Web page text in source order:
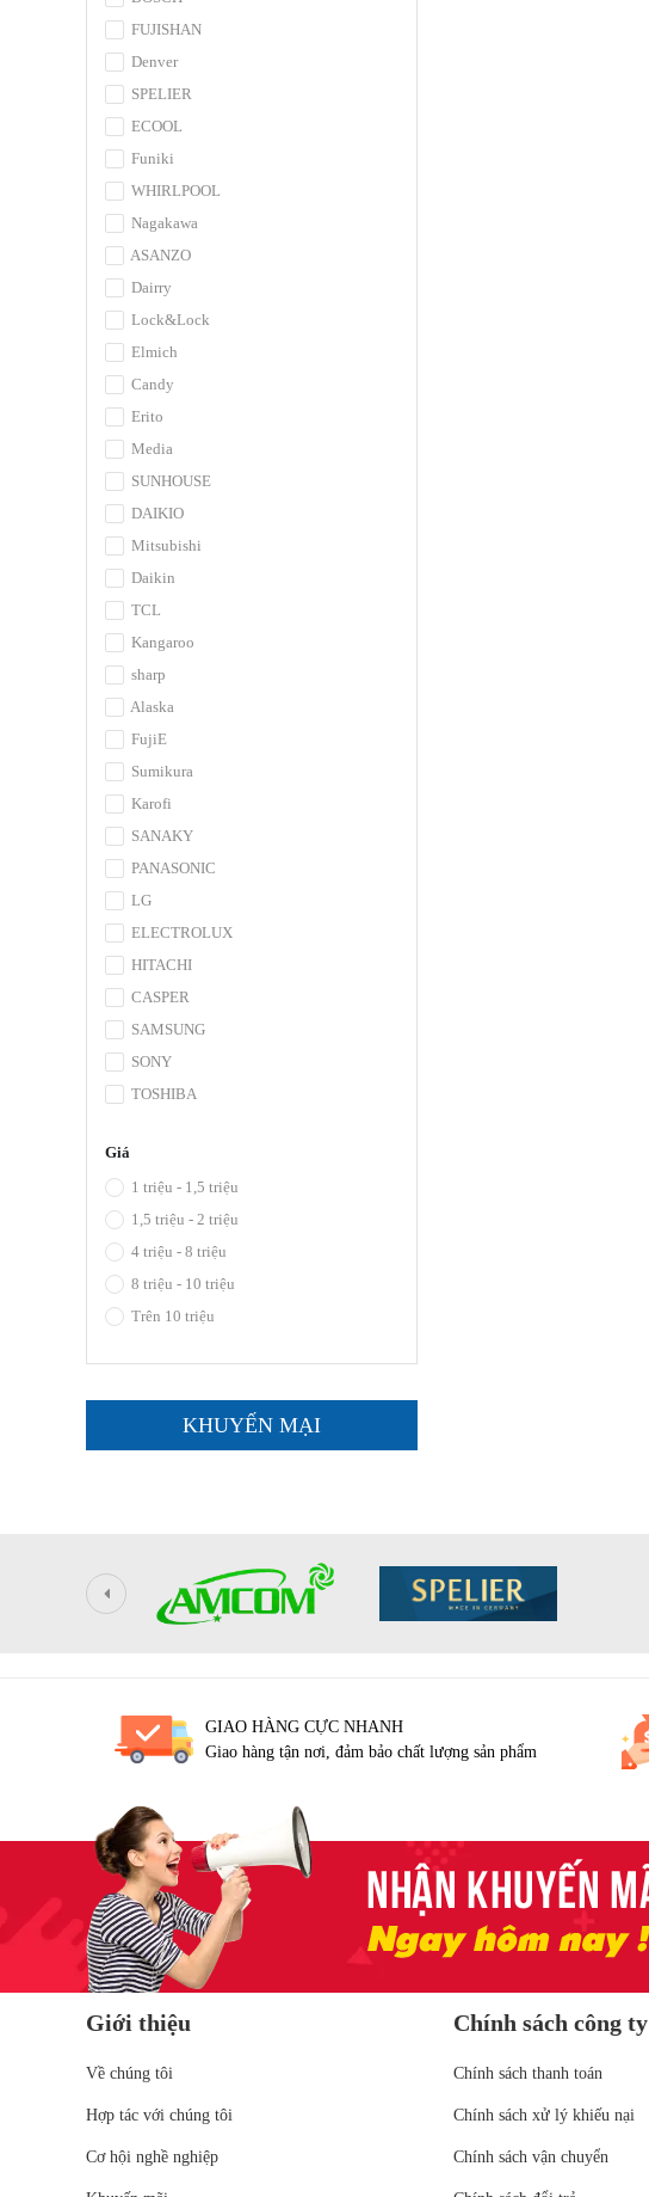
FUJISHAN
Denver
SPELIER
ECOOL
Funiki
WHIRLPOOL
Nagakawa
ASANZO
Dairry
Lock&Lock
Elmich
Candy
Erito
Media
SUNHOUSE
DAIKIO
Mitsubishi
Daikin
TCL
Kangaroo
sharp
Alaska
FujiE
Sumikura
Karofi
SANAKY
PANASONIC
LG
ELECTROLUX
HITACHI
CASPER
SAMSUNG
SONY
TOSHIBA
Giá
1 triệu - 1,5 triệu
1,5 triệu - 2 triệu
4 triệu - 8 triệu
8 triệu - 10 triệu
Trên 10 triệu
KHUYẾN MẠI
GIAO HÀNG CỰC NHANH
Giao hàng tận nơi, đảm bảo chất lượng sản phẩm
Giới thiệu
Về chúng tôi
Hợp tác với chúng tôi
Cơ hội nghề nghiệp
Chính sách công ty
Chính sách thanh toán
Chính sách xử lý khiếu nại
Chính sách vận chuyển